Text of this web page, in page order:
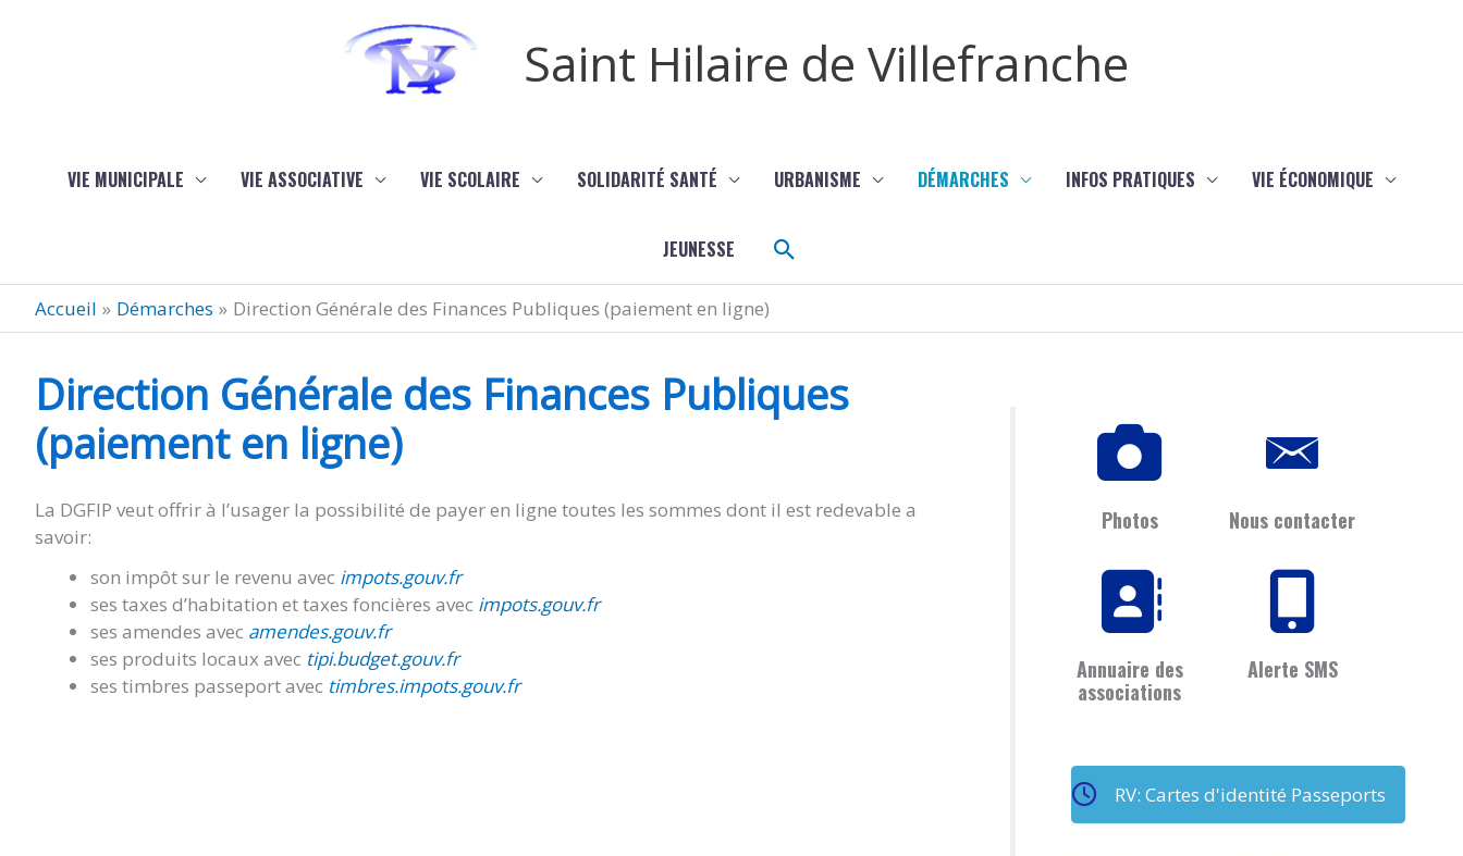
Saint Hilaire de Villefranche
VIE MUNICIPALE VIE ASSOCIATIVE VIE SCOLAIRE SOLIDARITÉ SANTÉ URBANISME DÉMARCHES INFOS PRATIQUES VIE ÉCONOMIQUE
JEUNESSE Rechercher
Accueil Démarches Direction Générale des Finances Publiques (paiement en ligne)
Direction Générale des Finances Publiques
(paiement en ligne)
La DGFIP veut offrir à l’usager la possibilité de payer en ligne toutes les sommes dont il est redevable a
savoir:
son impôt sur le revenu avec impots.gouv.fr
ses taxes d’habitation et taxes foncières avec impots.gouv.fr
ses amendes avec amendes.gouv.fr
ses produits locaux avec tipi.budget.gouv.fr
ses timbres passeport avec timbres.impots.gouv.fr
Photos Nous contacter
Annuaire des
associations
Alerte SMS
RV: Cartes d'identité Passeports